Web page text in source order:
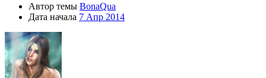
Автор темы BonaQua
Дата начала 7 Апр 2014